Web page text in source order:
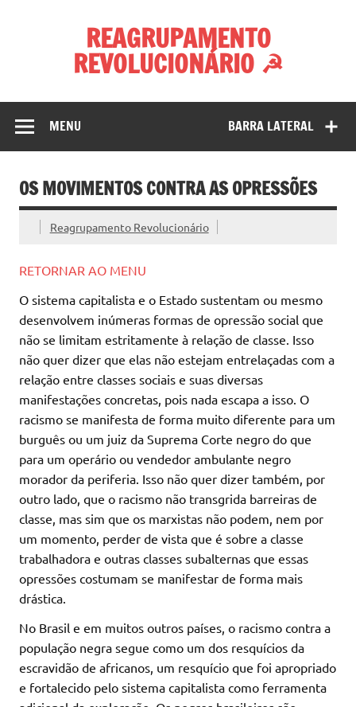
REAGRUPAMENTO
REVOLUCIONÁRIO ☭
BARRA LATERAL
MENU
OS MOVIMENTOS CONTRA AS OPRESSÕES
Reagrupamento Revolucionário
RETORNAR AO MENU
O sistema capitalista e o Estado sustentam ou mesmo
desenvolvem inúmeras formas de opressão social que
não se limitam estritamente à relação de classe. Isso
não quer dizer que elas não estejam entrelaçadas com a
relação entre classes sociais e suas diversas
manifestações concretas, pois nada escapa a isso. O
racismo se manifesta de forma muito diferente para um
burguês ou um juiz da Suprema Corte negro do que
para um operário ou vendedor ambulante negro
morador da periferia. Isso não quer dizer também, por
outro lado, que o racismo não transgrida barreiras de
classe, mas sim que os marxistas não podem, nem por
um momento, perder de vista que é sobre a classe
trabalhadora e outras classes subalternas que essas
opressões costumam se manifestar de forma mais
drástica.
No Brasil e em muitos outros países, o racismo contra a
população negra segue como um dos resquícios da
escravidão de africanos, um resquício que foi apropriado
e fortalecido pelo sistema capitalista como ferramenta